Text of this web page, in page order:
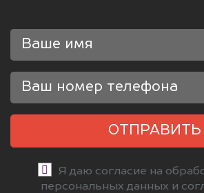
ОТПРАВИТЬ
Я даю согласие на
персональных данных и